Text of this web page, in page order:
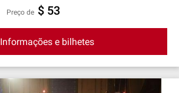
preço de $ 53
Informações e bilhetes